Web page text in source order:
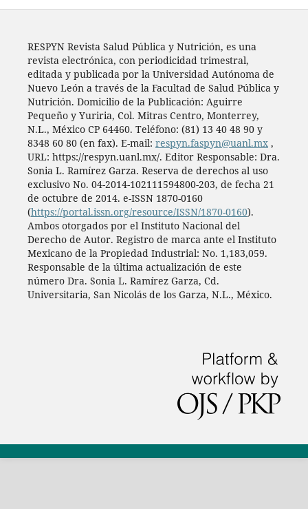
RESPYN Revista Salud Pública y Nutrición, es una
revista electrónica, con periodicidad trimestral,
editada y publicada por la Universidad Autónoma de
Nuevo León a través de la Facultad de Salud Pública y
Nutrición. Domicilio de la Publicación: Aguirre
Pequeño y Yuriria, Col. Mitras Centro, Monterrey,
N.L., México CP 64460. Teléfono: (81) 13 40 48 90 y
8348 60 80 (en fax). E-mail: respyn.faspyn@uanl.mx,
URL: https://respyn.uanl.mx/. Editor Responsable: Dra.
Sonia L. Ramírez Garza. Reserva de derechos al uso
exclusivo No. 04-2014-102111594800-203, de fecha 21
de octubre de 2014. e-ISSN 1870-0160
(https://portal.issn.org/resource/ISSN/1870-0160).
Ambos otorgados por el Instituto Nacional del
Derecho de Autor. Registro de marca ante el Instituto
Mexicano de la Propiedad Industrial: No. 1,183,059.
Responsable de la última actualización de este
número Dra. Sonia L. Ramírez Garza, Cd.
Universitaria, San Nicolás de los Garza, N.L., México.